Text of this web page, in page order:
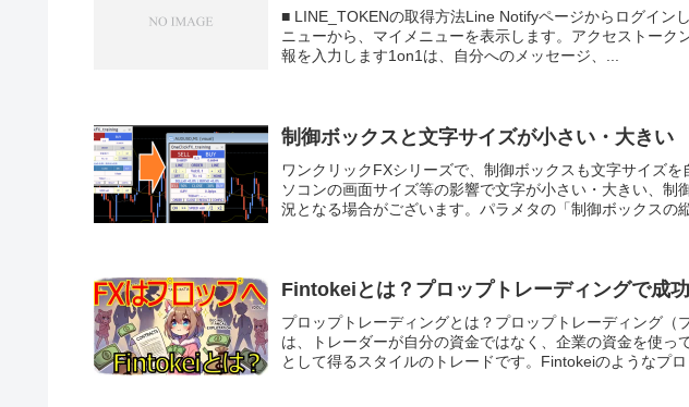
■ LINE_TOKENの取得方法Line Notifyページからログイン
ニューから、マイメニューを表示します。アクセストーク
報を入力します1on1は、自分へのメッセージ、...
制御ボックスと文字サイズが小さい・大きい
ワンクリックFXシリーズで、制御ボックスも文字サイズ
ソコンの画面サイズ等の影響で文字が小さい・大きい、制
況となる場合がございます。パラメタの「制御ボックスの
Fintokeiとは？プロップトレーディングで成
プロップトレーディングとは？プロップトレーディング（
は、トレーダーが自分の資金ではなく、企業の資金を使っ
として得るスタイルのトレードです。Fintokeiのようなプ